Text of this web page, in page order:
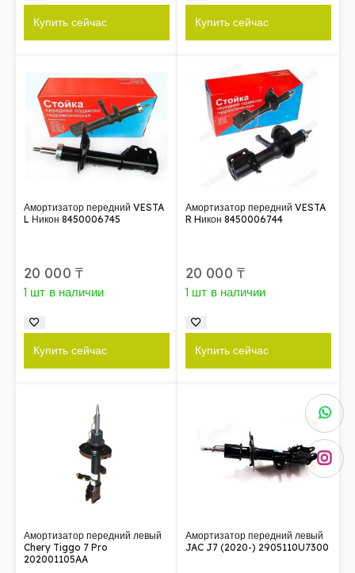
Купить сейчас Купить сейчас
Амортизатор передний VESTA
L Никон 8450006745
20 000 ₸
1 шт в наличии
Купить сейчас
Амортизатор передний VESTA
R Hикон 8450006744
20 000 ₸
1 шт в наличии
Купить сейчас
Амортизатор передний левый
Chery Tiggo 7 Pro
202001105AA
Амортизатор передний левый
JAC J7 (2020-) 2905110U7300